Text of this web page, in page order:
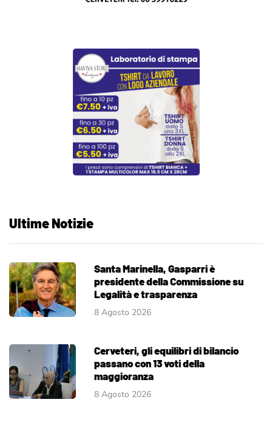
Ultime Notizie
Santa Marinella, Gasparri è
presidente della Commissione su
Legalità e trasparenza
8 Agosto 2026
Cerveteri, gli equilibri di bilancio
passano con 13 voti della
maggioranza
8 Agosto 2026